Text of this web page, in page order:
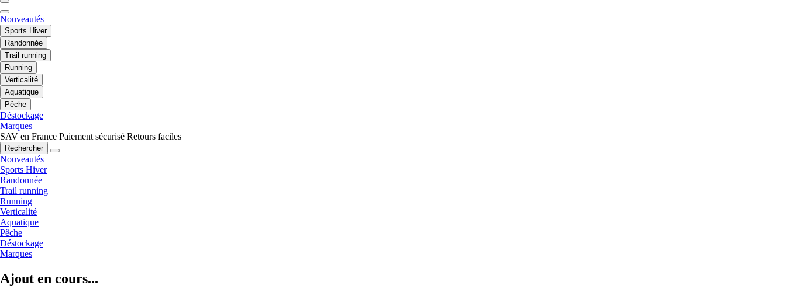
Nouveautés
Sports Hiver
Randonnée
Trail running
Running
Verticalité
Aquatique
Pêche
Déstockage
Marques
SAV en France Paiement sécurisé Retours faciles
Rechercher
Nouveautés
Sports Hiver
Randonnée
Trail running
Running
Verticalité
Aquatique
Pêche
Déstockage
Marques
Ajout en cours...